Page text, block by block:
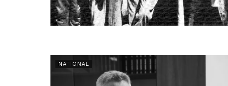
NATIONAL